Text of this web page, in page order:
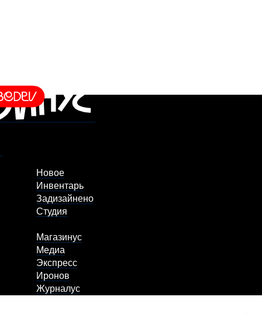
Новое
Инвентарь
Задизайнено
Студия
Магазинус
Медиа
Экспресс
Иронов
Журналус